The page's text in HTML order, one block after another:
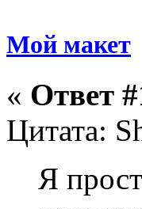
Мой макет
« Ответ
Цитата:
Я